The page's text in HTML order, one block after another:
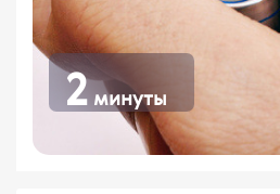
2 минуты